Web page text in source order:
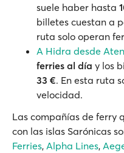
suele haber hasta
billetes cuestan a
ruta solo operan
A Hidra desde
ferries al día y los
33 €. En esta ruta
velocidad.
Las compañías de ferry
con las islas Sarónicas
Ferries, Alpha Lines,